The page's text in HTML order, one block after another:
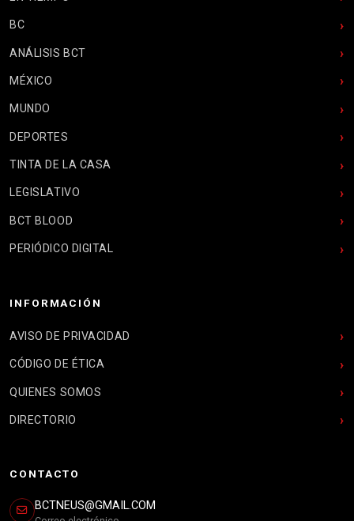
BC
ANÁLISIS BCT
MÉXICO
MUNDO
DEPORTES
TINTA DE LA CASA
LEGISLATIVO
BCT BLOOD
PERIÓDICO DIGITAL
INFORMACIÓN
AVISO DE PRIVACIDAD
CÓDIGO DE ÉTICA
QUIENES SOMOS
DIRECTORIO
CONTACTO
BCTNEUS@GMAIL.COM